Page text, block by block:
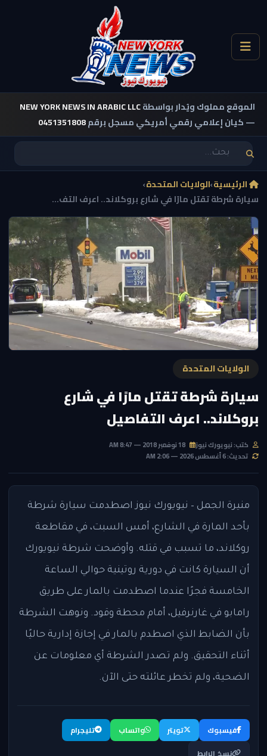
الموقع مملوك ويُدار بواسطةNEW YORK NEWS IN ARABIC LLC
— كيان إعلامي رقمي أمريكي مسجل برقم0451351808
الرئيسية›الولايات المتحدة›
سيارة شرطة تقتل مارًا في شارع بروكلاند.. اعرف التف...
الولايات المتحدة
سيارة شرطة تقتل مارًا في شارع
بروكلاند.. اعرف التفاصيل
كتب: نيويورك نيوز
تحديث: 6 أغسطس 2026 — 2:06 AM
منيرة الجمل – نيويورك نيوز اصطدمت سيارة شرطة
بأحد المارة في الشارع، أمس السبت، في مقاطعة
روكلاند، ما تسبب في قتله. وأوضحت شرطة نيويورك
أن السيارة كانت في دورية روتينية حوالي الساعة
الخامسة فجرًا عندما اصطدمت بالمار على طريق
رامابو في غارنرفيل، أمام محطة وقود. ونوهت الشرطة
بأن الضابط الذي اصطدم بالمار في إجازة إدارية حاليًا
أثناء التحقيق. ولم تصدر الشرطة أي معلومات عن
الضحية، ولم تخطر عائلته حتى الآن.
فيسبوك تويتر واتساب
تليجرام
نسخ الرابط